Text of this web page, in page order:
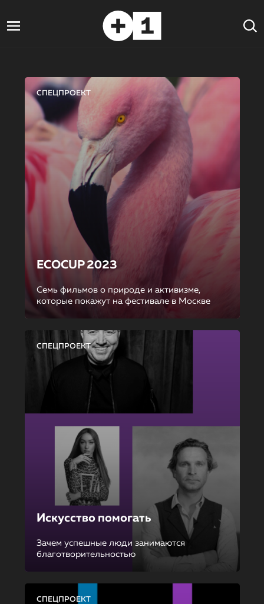
СПЕЦПРОЕКТ
ECOCUP 2023
Семь фильмов о природе и активизме,
которые покажут на фестивале в Москве
СПЕЦПРОЕКТ
Искусство помогать
Зачем успешные люди занимаются
благотворительностью
СПЕЦПРОЕКТ